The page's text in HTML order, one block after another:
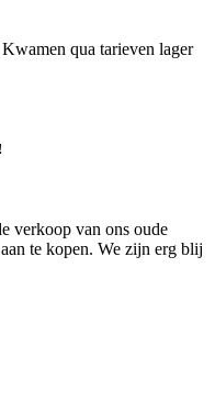
qua tarieven lager
verkoop van ons oude
te kopen. We zijn erg blij